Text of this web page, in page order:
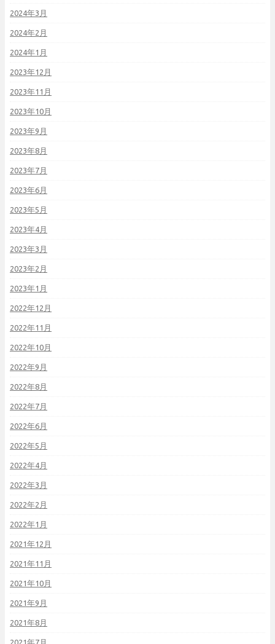
2024年3月
2024年2月
2024年1月
2023年12月
2023年11月
2023年10月
2023年9月
2023年8月
2023年7月
2023年6月
2023年5月
2023年4月
2023年3月
2023年2月
2023年1月
2022年12月
2022年11月
2022年10月
2022年9月
2022年8月
2022年7月
2022年6月
2022年5月
2022年4月
2022年3月
2022年2月
2022年1月
2021年12月
2021年11月
2021年10月
2021年9月
2021年8月
2021年7月